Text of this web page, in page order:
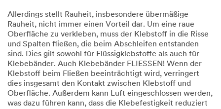
Allerdings stellt Rauheit, insbesondere übermäßige
Rauheit, nicht immer einen Vorteil dar. Um eine raue
Oberfläche zu verkleben, muss der Klebstoff in die Risse
und Spalten fließen, die beim Abschleifen entstanden
sind. Dies gilt sowohl für Flüssigklebstoffe als auch für
Klebebänder. Auch Klebebänder FLIESSEN! Wenn der
Klebstoff beim Fließen beeinträchtigt wird, verringert
dies insgesamt den Kontakt zwischen Klebstoff und
Oberfläche. Außerdem kann Luft eingeschlossen werden,
was dazu führen kann, dass die Klebefestigkeit reduziert